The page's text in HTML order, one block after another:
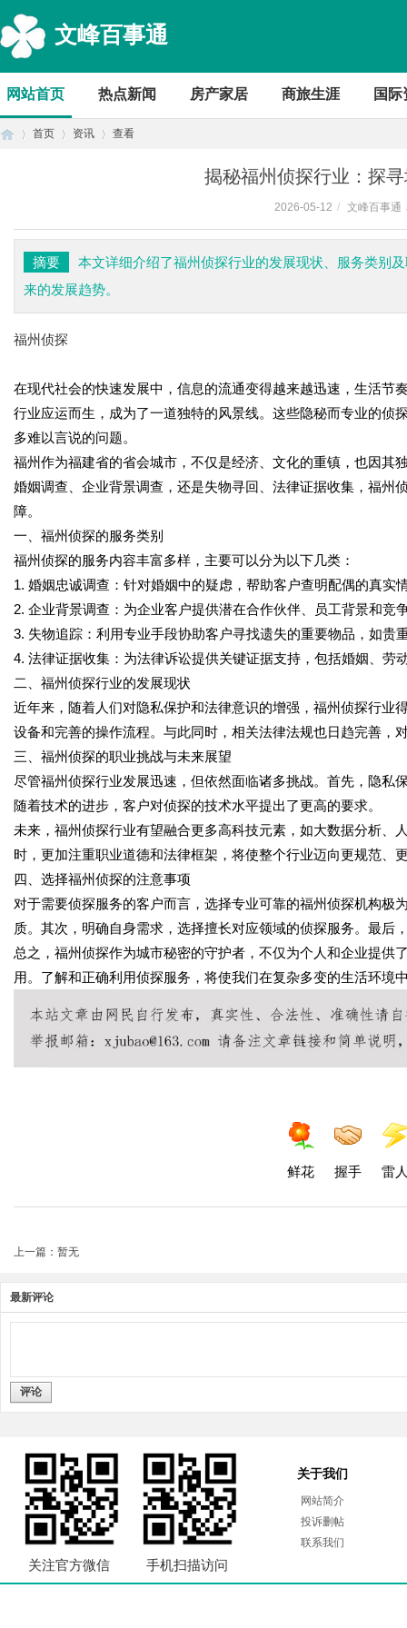
文峰百事通
网站首页 热点新闻 房产家居 商旅生涯 国际
首页 资讯 查看
揭秘福州侦探行业：探
2026-05-12 / 文峰百事通
摘要
本文详细介绍了福州侦探行业的发展现状、服务类别
来的发展趋势。
福州侦探
在现代社会的快速发展中，信息的流通变得越来越迅速，生活节
行业应运而生，成为了一道独特的风景线。这些隐秘而专业的侦
多难以言说的问题。
福州作为福建省的省会城市，不仅是经济、文化的重镇，也因其
婚姻调查、企业背景调查，还是失物寻回、法律证据收集，福州
障。
一、福州侦探的服务类别
福州侦探的服务内容丰富多样，主要可以分为以下几类：
1. 婚姻忠诚调查：针对婚姻中的疑虑，帮助客户查明配偶的真实
2. 企业背景调查：为企业客户提供潜在合作伙伴、员工背景和竞
3. 失物追踪：利用专业手段协助客户寻找遗失的重要物品，如贵
4. 法律证据收集：为法律诉讼提供关键证据支持，包括婚姻、劳
二、福州侦探行业的发展现状
近年来，随着人们对隐私保护和法律意识的增强，福州侦探行业
设备和完善的操作流程。与此同时，相关法律法规也日趋完善，
三、福州侦探的职业挑战与未来展望
尽管福州侦探行业发展迅速，但依然面临诸多挑战。首先，隐私
随着技术的进步，客户对侦探的技术水平提出了更高的要求。
未来，福州侦探行业有望融合更多高科技元素，如大数据分析、
时，更加注重职业道德和法律框架，将使整个行业迈向更规范、
四、选择福州侦探的注意事项
对于需要侦探服务的客户而言，选择专业可靠的福州侦探机构
质。其次，明确自身需求，选择擅长对应领域的侦探服务。最后
总之，福州侦探作为城市秘密的守护者，不仅为个人和企业提
用。了解和正确利用侦探服务，将使我们在复杂多变的生活环境
鲜花 握手 雷
上一篇：暂无
最新评论
评论
关注官方微信 手机扫描访问
关于我们
网站简介
投诉删帖
联系我们